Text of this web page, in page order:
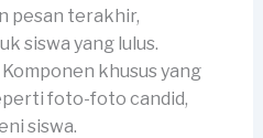
pesan terakhir,
siswa yang lulus.
khusus yang
foto-foto candid,
siswa.